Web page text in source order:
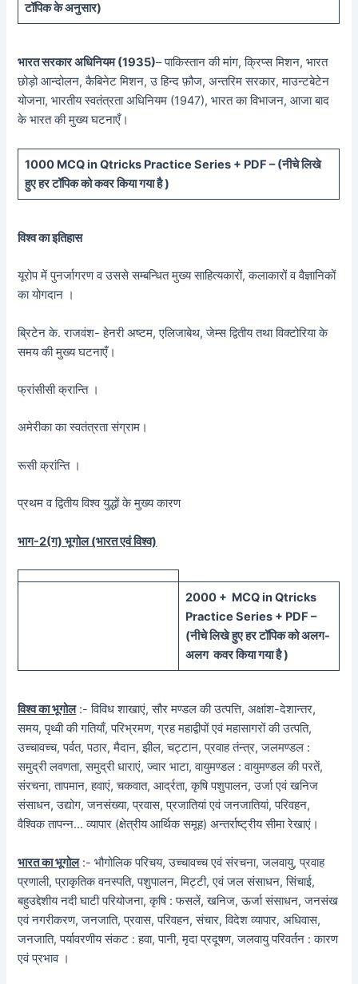
टॉपिक के अनुसार)
भारत सरकार अधिनियम (1935)– पाकिस्तान की मांग, क्रिप्स मिशन, भारत
छोड़ो आन्दोलन, कैबिनेट मिशन, उ हिन्द फ़ौज, अन्तरिम सरकार, माउन्टबेटेन
योजना, भारतीय स्वतंत्रता अधिनियम (1947), भारत का विभाजन, आजा बाद
के भारत की मुख्य घटनाएँ।
1000 MCQ in Qtricks Practice Series + PDF – (नीचेलिखे
हुएहर टॉपिक को कवर किया गया है )
विश्व का इतिहास
यूरोप में पुनर्जागरण व उससे सम्बन्धित मुख्य साहित्यकारों, कलाकारों व वैज्ञानिकों
का योगदान ।
ब्रिटेन के. राजवंश- हेनरी अष्टम, एलिजाबेथ, जेम्स द्वितीय तथा विक्टोरिया के
समय की मुख्य घटनाएँ।
फ्रांसीसी क्रान्ति ।
अमेरीका का स्वतंत्रता संग्राम।
रूसी क्रांन्ति ।
प्रथम व द्वितीय विश्व युद्धों के मुख्य कारण
भाग-2(ग) भूगोल (भारत एवं विश्व)
2000 + MCQ in Qtricks
Practice Series + PDF –
(नीचेलिखे हुएहर टॉपिक कोअलग-
अलग कवर किया गया है )
विश्व का भूगोल:- विविध शाखाएं, सौर मण्डल की उत्पत्ति, अक्षांश-देशान्तर,
समय, पृथ्वी की गतियाँ, परिभ्रमण, ग्रह महाद्वीपों एवं महासागरों की उत्पति,
उच्चावच्च, पर्वत, पठार, मैदान, झील, चट्टान, प्रवाह तंन्त्र, जलमण्डल :
समुद्री लवणता, समुद्री धाराएं, ज्वार भाटा, वायुमण्डल : वायुमण्डल की परतें,
संरचना, तापमान, हवाएं, चकवात, आर्द्रता, कृषि पशुपालन, उर्जा एवं खनिज
संसाधन, उद्योग, जनसंख्या, प्रवास, प्रजातियां एवं जनजातियां, परिवहन,
वैश्विक तापन्न… व्यापार (क्षेत्रीय आर्थिक समूह) अन्तर्राष्ट्रीय सीमा रेखाएं।
भारत का भूगोल:- भौगोलिक परिचय, उच्चावच्च एवं संरचना, जलवायु, प्रवाह
प्रणाली, प्राकृतिक वनस्पति, पशुपालन, मिट्टी, एवं जल संसाधन, सिंचाई,
बहुउद्देशीय नदी घाटी परियोजना, कृषि : फसलें, खनिज, ऊर्जा संसाधन, जनसंख
एवं नगरीकरण, जनजाति, प्रवास, परिवहन, संचार, विदेश व्यापार, अधिवास,
जनजाति, पर्यावरणीय संकट : हवा, पानी, मृदा प्रदूषण, जलवायु परिवर्तन : कारण
एवं प्रभाव ।